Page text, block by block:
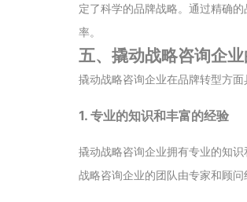
定了科学的品牌战略。通过精确
率。
五、撬动战略咨询企
撬动战略咨询企业在品牌转型方面
1. 专业的知识和丰富的经验
撬动战略咨询企业拥有专业的知
战略咨询企业的团队由专家和顾问